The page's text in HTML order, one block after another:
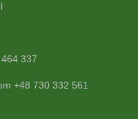
337
+48 730 332 561